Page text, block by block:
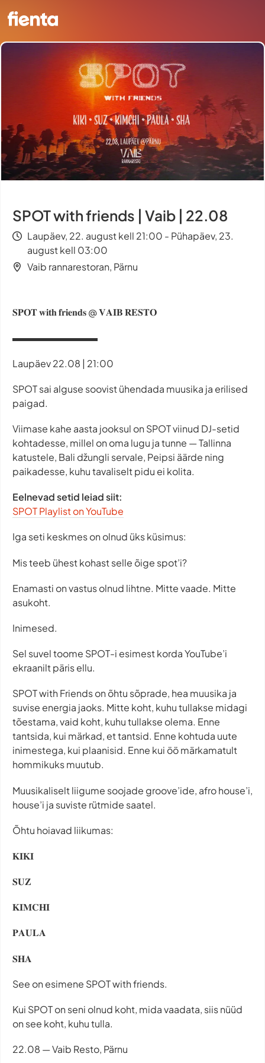
SPOT with friends | Vaib | 22.08
Laupäev, 22. august kell 21:00 - Pühapäev, 23.
august kell 03:00
Vaib rannarestoran, Pärnu
𝐒𝐏𝐎𝐓 𝐰𝐢𝐭𝐡 𝐟𝐫𝐢𝐞𝐧𝐝𝐬 @ 𝐕𝐀𝐈𝐁 𝐑𝐄𝐒𝐓𝐎
▬▬▬▬▬▬▬▬▬
Laupäev 22.08 | 21:00
SPOT sai alguse soovist ühendada muusika ja erilised
paigad.
Viimase kahe aasta jooksul on SPOT viinud DJ-setid
kohtadesse, millel on oma lugu ja tunne — Tallinna
katustele, Bali džungli servale, Peipsi äärde ning
paikadesse, kuhu tavaliselt pidu ei kolita.
Eelnevad setid leiad siit:
SPOT Playlist on YouTube
Iga seti keskmes on olnud üks küsimus:
Mis teeb ühest kohast selle õige spot’i?
Enamasti on vastus olnud lihtne. Mitte vaade. Mitte
asukoht.
Inimesed.
Sel suvel toome SPOT-i esimest korda YouTube’i
ekraanilt päris ellu.
SPOT with Friends on õhtu sõprade, hea muusika ja
suvise energia jaoks. Mitte koht, kuhu tullakse midagi
tõestama, vaid koht, kuhu tullakse olema. Enne
tantsida, kui märkad, et tantsid. Enne kohtuda uute
inimestega, kui plaanisid. Enne kui öö märkamatult
hommikuks muutub.
Muusikaliselt liigume soojade groove’ide, afro house’i,
house’i ja suviste rütmide saatel.
Õhtu hoiavad liikumas:
𝐊𝐈𝐊𝐈
𝐒𝐔𝐙
𝐊𝐈𝐌𝐂𝐇𝐈
𝐏𝐀𝐔𝐋𝐀
𝐒𝐇𝐀
See on esimene SPOT with friends.
Kui SPOT on seni olnud koht, mida vaadata, siis nüüd
on see koht, kuhu tulla.
22.08 — Vaib Resto, Pärnu